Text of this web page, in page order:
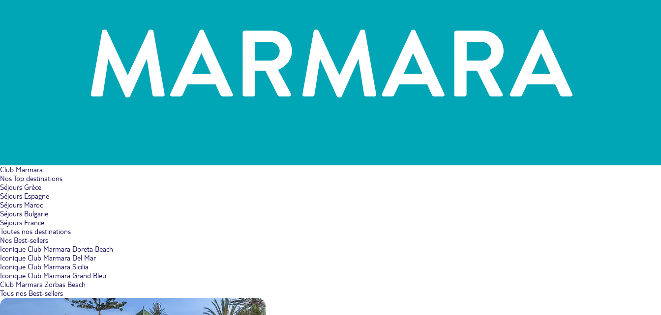
Club Marmara
Nos Top destinations
Séjours Grèce
Séjours Espagne
Séjours Maroc
Séjours Bulgarie
Séjours France
Toutes nos destinations
Nos Best-sellers
Iconique Club Marmara Doreta Beach
Iconique Club Marmara Del Mar
Iconique Club Marmara Sicilia
Iconique Club Marmara Grand Bleu
Club Marmara Zorbas Beach
Tous nos Best-sellers